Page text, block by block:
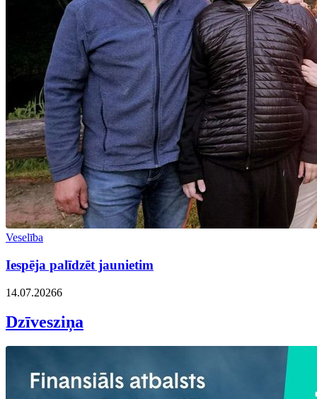
Veselība
Iespēja palīdzēt jaunietim
14.07.20266
Dzīvesziņa